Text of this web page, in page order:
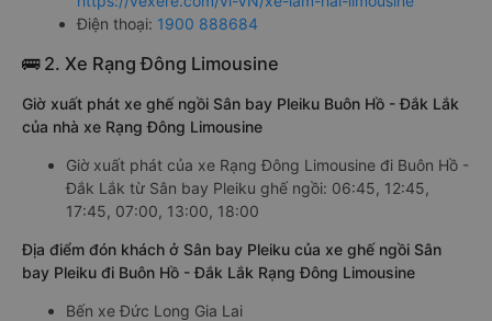
Điện thoại: 1900 888684
🚌 2. Xe Rạng Đông Limousine
Giờ xuất phát xe ghế ngồi Sân bay Pleiku Buôn Hồ - Đắk Lắk
của nhà xe Rạng Đông Limousine
Giờ xuất phát của xe Rạng Đông Limousine đi Buôn Hồ -
Đắk Lắk từ Sân bay Pleiku ghế ngồi: 06:45, 12:45,
17:45, 07:00, 13:00, 18:00
Địa điểm đón khách ở Sân bay Pleiku của xe ghế ngồi Sân
bay Pleiku đi Buôn Hồ - Đắk Lắk Rạng Đông Limousine
Bến xe Đức Long Gia Lai